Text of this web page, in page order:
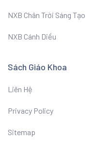
NXB Chân Trời Sáng Tạo
NXB Cánh Diều
Sách Giáo Khoa
Liên Hệ
Privacy Policy
Sitemap